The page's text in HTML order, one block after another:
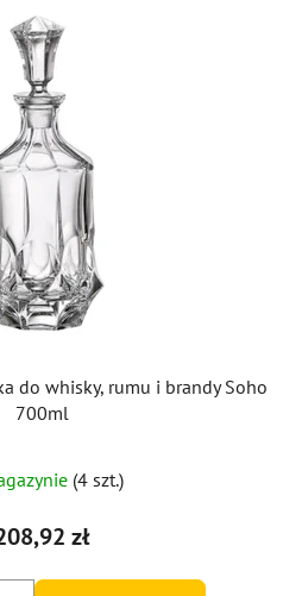
do whisky, rumu i brandy Soho
700ml
(4 szt.)
zł